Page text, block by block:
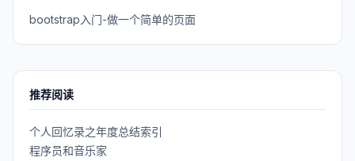
bootstrap入门-做一个简单的页面
推荐阅读
个人回忆录之年度总结索引
程序员和音乐家